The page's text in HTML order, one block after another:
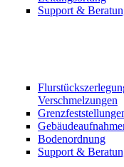
Support &
Verschmelzungen
Bodenordnung
Support &